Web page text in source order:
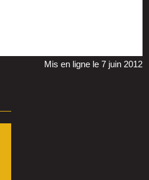
Mis en ligne le 7 juin 2012